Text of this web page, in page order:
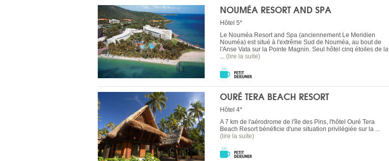
NOUMÉA RESORT AND SPA
Hôtel 5*
Le Nouméa Resort and Spa (anciennement Le Meridien
Nouméa) est situé à l'extrême Sud de Nouméa, au bout de
l'Anse Vata sur la Pointe Magnin. Seul hôtel cinq étoiles de la
... (lire la suite)
OURÉ TERA BEACH RESORT
Hôtel 4*
A 7 km de l'aérodrome de l'île des Pins, l'hôtel Ouré Tera
Beach Resort bénéficie d'une situation privilégiée sur la ...
(lire la suite)